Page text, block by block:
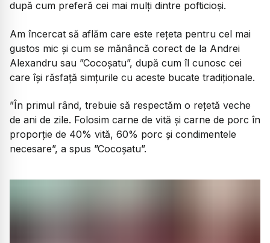
după cum preferă cei mai mulți dintre pofticioși.
Am încercat să aflăm care este rețeta pentru cel mai
gustos mic și cum se mănâncă corect de la Andrei
Alexandru sau ”Cocoșatu”, după cum îl cunosc cei
care își răsfață simțurile cu aceste bucate tradiționale.
”În primul rând, trebuie să respectăm o rețetă veche
de ani de zile. Folosim carne de vită și carne de porc în
proporție de 40% vită, 60% porc și condimentele
necesare”, a spus ”Cocoșatu”.